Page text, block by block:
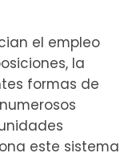
el empleo
la
formas de
este sistema